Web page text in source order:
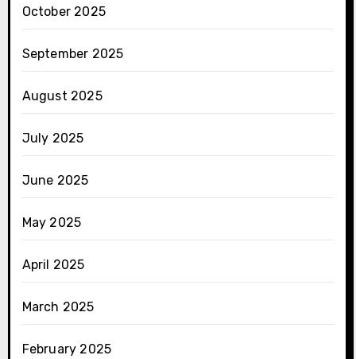
October 2025
September 2025
August 2025
July 2025
June 2025
May 2025
April 2025
March 2025
February 2025